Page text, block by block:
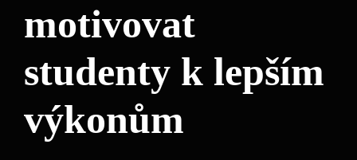
motivovat
studenty k lepším
výkonům